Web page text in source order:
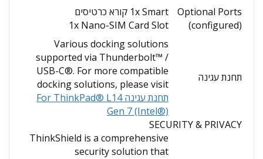
Optional Ports
(configured)
1x Smart קורא כרטיסים
1x Nano-SIM Card Slot
תחנת עגינה
Various docking solutions
supported via Thunderbolt™ /
USB-C®. For more compatible
docking solutions, please visit
תחנת עגינה For ThinkPad® L14
Gen 7 (Intel®)
SECURITY & PRIVACY
ThinkShield is a comprehensive
security solution that